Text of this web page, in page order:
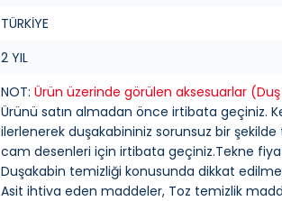
TÜRKİYE
2 YIL
NOT: Ürün üzerinde görülen aksesuarlar
Ürünü satın almadan önce irtibata geçiniz.
ilerlenerek duşakabininiz sorunsuz bir
cam desenleri için irtibata geçiniz.Tekne
Duşakabin temizliği konusunda dikkat
Asit ihtiva eden maddeler, Toz temizlik